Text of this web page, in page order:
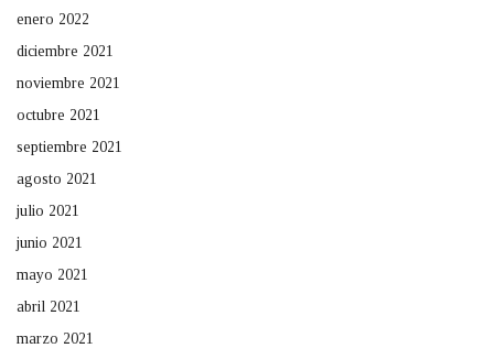
enero 2022
diciembre 2021
noviembre 2021
octubre 2021
septiembre 2021
agosto 2021
julio 2021
junio 2021
mayo 2021
abril 2021
marzo 2021